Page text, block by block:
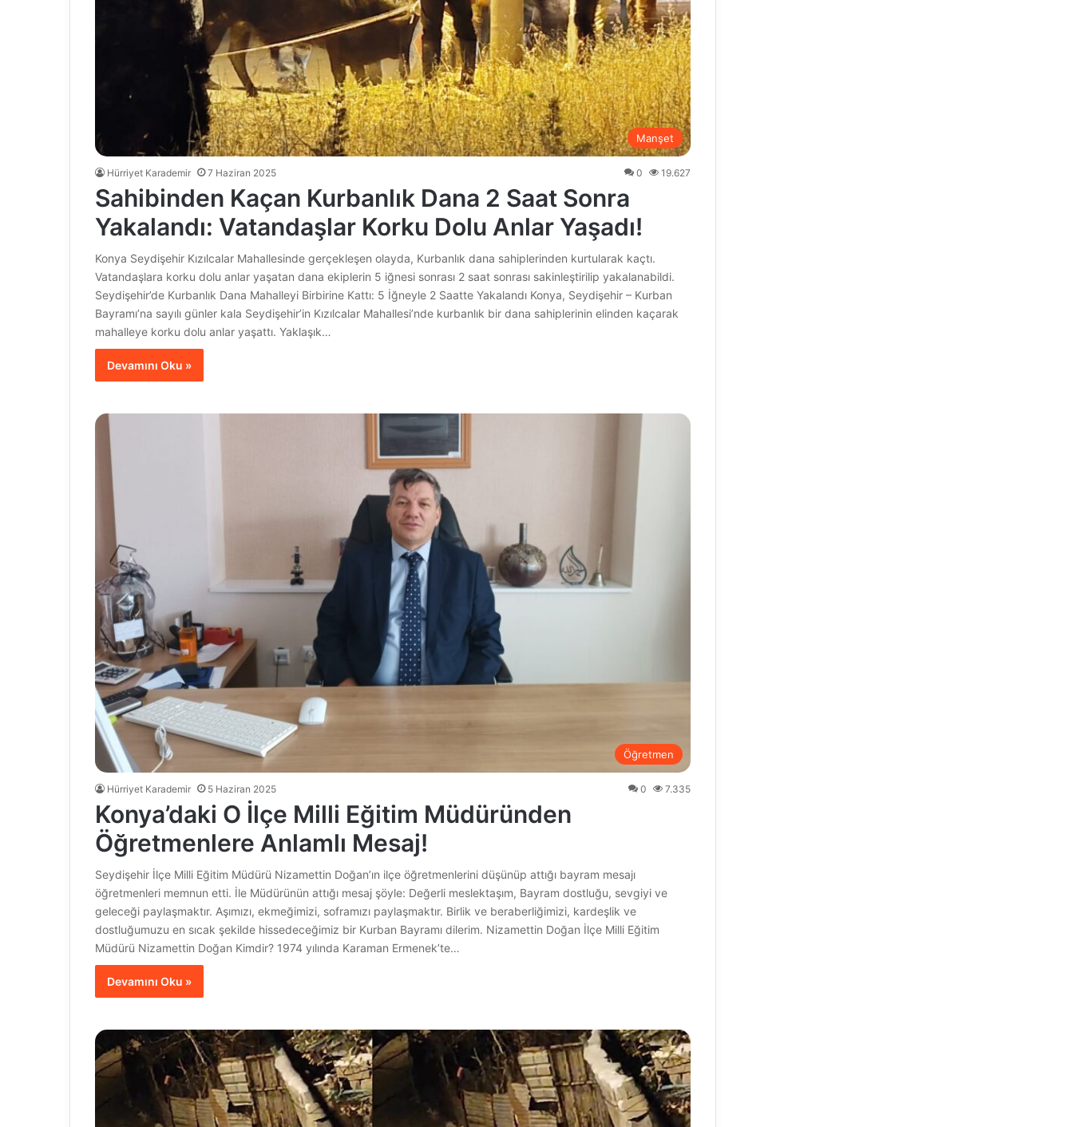
Manşet
Hürriyet Karademir 7 Haziran 2025 0 19.627
Sahibinden Kaçan Kurbanlık Dana 2 Saat Sonra
Yakalandı: Vatandaşlar Korku Dolu Anlar Yaşadı!
Konya Seydişehir Kızılcalar Mahallesinde gerçekleşen olayda, Kurbanlık dana sahiplerinden kurtularak kaçtı.
Vatandaşlara korku dolu anlar yaşatan dana ekiplerin 5 iğnesi sonrası 2 saat sonrası sakinleştirilip yakalanabildi.
Seydişehir’de Kurbanlık Dana Mahalleyi Birbirine Kattı: 5 İğneyle 2 Saatte Yakalandı Konya, Seydişehir – Kurban
Bayramı’na sayılı günler kala Seydişehir’in Kızılcalar Mahallesi’nde kurbanlık bir dana sahiplerinin elinden kaçarak
mahalleye korku dolu anlar yaşattı. Yaklaşık…
Devamını Oku »
Öğretmen
Hürriyet Karademir 5 Haziran 2025 0 7.335
Konya’daki O İlçe Milli Eğitim Müdüründen
Öğretmenlere Anlamlı Mesaj!
Seydişehir İlçe Milli Eğitim Müdürü Nizamettin Doğan’ın ilçe öğretmenlerini düşünüp attığı bayram mesajı
öğretmenleri memnun etti. İle Müdürünün attığı mesaj şöyle: Değerli meslektaşım, Bayram dostluğu, sevgiyi ve
geleceği paylaşmaktır. Aşımızı, ekmeğimizi, soframızı paylaşmaktır. Birlik ve beraberliğimizi, kardeşlik ve
dostluğumuzu en sıcak şekilde hissedeceğimiz bir Kurban Bayramı dilerim. Nizamettin Doğan İlçe Milli Eğitim
Müdürü Nizamettin Doğan Kimdir? 1974 yılında Karaman Ermenek’te…
Devamını Oku »